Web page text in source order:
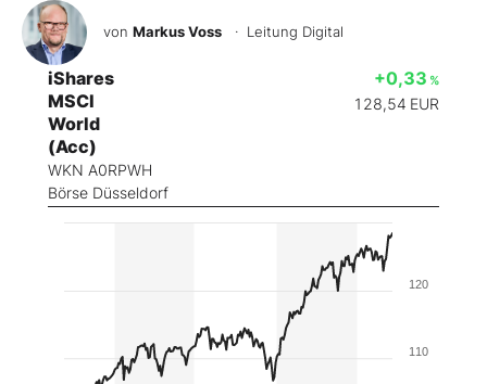
von Markus Voss · Leitung Digital
iShares
MSCI
World
(Acc)
WKN A0RPWH
Börse Düsseldorf
+0,33 %
128,54 EUR
110
120